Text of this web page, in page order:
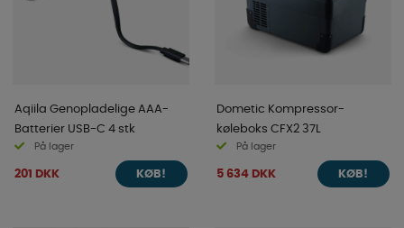
Aqiila Genopladelige AAA-
Batterier USB-C 4 stk
På lager
201 DKK KØB!
Dometic Kompressor-
køleboks CFX2 37L
På lager
5 634 DKK KØB!